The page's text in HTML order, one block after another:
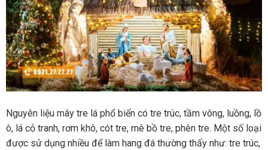
Nguyên liệu mây tre lá phổ biến có tre trúc, tầm vông, luồng, lồ
ô, lá cỏ tranh, rơm khô, cót tre, mê bồ tre, phên tre. Một số loại
được sử dụng nhiều để làm hang đá thường thấy như: tre trúc,